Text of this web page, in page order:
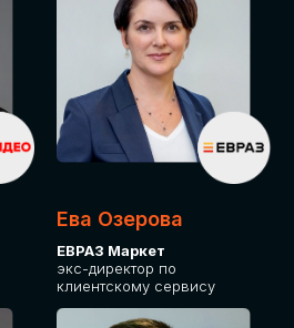
Ева Озерова
ЕВРАЗ Маркет
экс-директор по
клиентскому сервису